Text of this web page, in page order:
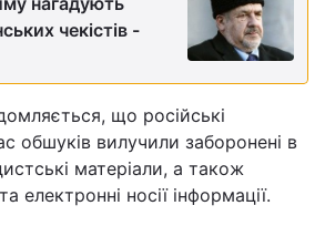
чекістів -
що російські
обшуків вилучили заборонені в
матеріали, а також
електронні носії інформації.